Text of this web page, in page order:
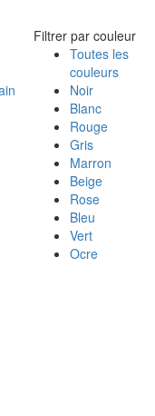
Filtrer par couleur
Toutes les
couleurs
Noir
Blanc
Rouge
Gris
Marron
Beige
Rose
Bleu
Vert
Ocre